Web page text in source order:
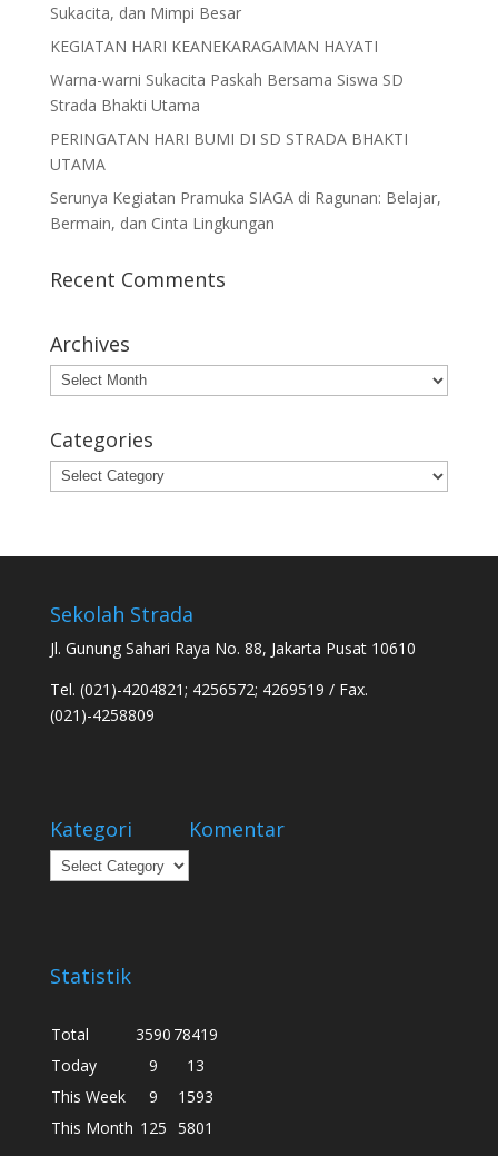
Sukacita, dan Mimpi Besar
KEGIATAN HARI KEANEKARAGAMAN HAYATI
Warna-warni Sukacita Paskah Bersama Siswa SD
Strada Bhakti Utama
PERINGATAN HARI BUMI DI SD STRADA BHAKTI
UTAMA
Serunya Kegiatan Pramuka SIAGA di Ragunan: Belajar,
Bermain, dan Cinta Lingkungan
Recent Comments
Archives
Archives
Categories
Categories
Sekolah Strada
Jl. Gunung Sahari Raya No. 88, Jakarta Pusat 10610
Tel. (021)-4204821; 4256572; 4269519 / Fax.
(021)-4258809
Kategori
Kategori
Komentar
Statistik
Total 3590 78419
Today
9
13
This Week
9
1593
This Month 125 5801